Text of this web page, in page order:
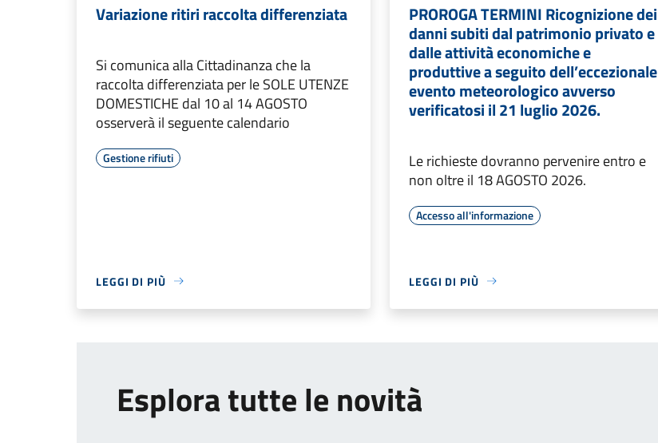
Variazione ritiri raccolta differenziata
Si comunica alla Cittadinanza che la
raccolta differenziata per le SOLE UTENZE
DOMESTICHE dal 10 al 14 AGOSTO
osserverà il seguente calendario
Gestione rifiuti
LEGGI DI PIÙ
PROROGA TERMINI Ricognizione dei
danni subiti dal patrimonio privato e
dalle attività economiche e
produttive a seguito dell’eccezionale
evento meteorologico avverso
verificatosi il 21 luglio 2026.
Le richieste dovranno pervenire entro e
non oltre il 18 AGOSTO 2026.
Accesso all'informazione
LEGGI DI PIÙ
Esplora tutte le novità